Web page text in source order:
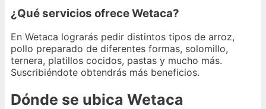
¿Qué servicios ofrece Wetaca?
En Wetaca lograrás pedir distintos tipos de arroz,
pollo preparado de diferentes formas, solomillo,
ternera, platillos cocidos, pastas y mucho más.
Suscribiéndote obtendrás más beneficios.
Dónde se ubica Wetaca